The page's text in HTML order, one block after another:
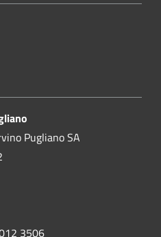
Pugliano SA
3506